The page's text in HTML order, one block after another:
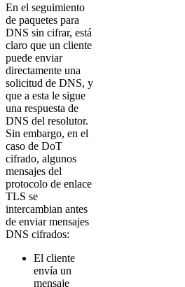
En el seguimiento
de paquetes para
DNS sin cifrar, está
claro que un cliente
puede enviar
directamente una
solicitud de DNS, y
que a esta le sigue
una respuesta de
DNS del resolutor.
Sin embargo, en el
caso de DoT
cifrado, algunos
mensajes del
protocolo de enlace
TLS se
intercambian antes
de enviar mensajes
DNS cifrados:
El cliente
envía un
mensaje